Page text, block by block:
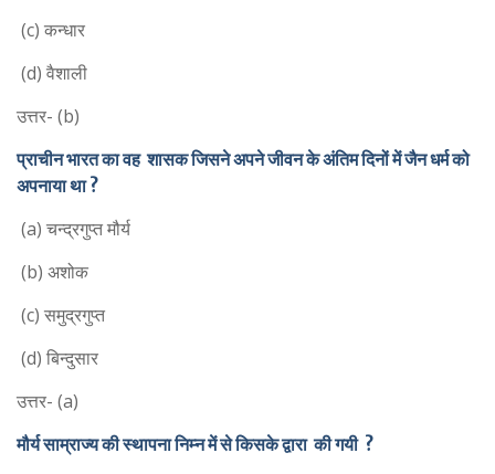
(c) कन्धार
(d) वैशाली
उत्तर- (b)
प्राचीन भारत का वह शासक जिसने अपने जीवन के अंतिम दिनों में जैन धर्म को
अपनाया था?
(a) चन्द्रगुप्त मौर्य
(b) अशोक
(c) समुद्रगुप्त
(d) बिन्दुसार
उत्तर- (a)
मौर्य साम्राज्य की स्थापना निम्न में से किसके द्वारा की गयी ?